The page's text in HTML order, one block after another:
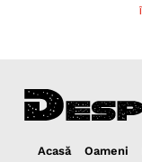
Acasă Oameni